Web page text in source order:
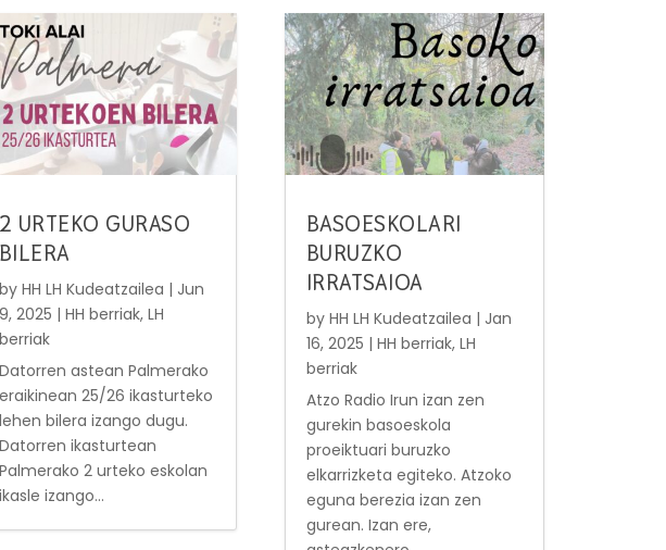
2 URTEKO GURASO
BILERA
by HH LH Kudeatzailea | Jun
9, 2025 | HH berriak, LH
berriak
Datorren astean Palmerako
eraikinean 25/26 ikasturteko
lehen bilera izango dugu.
Datorren ikasturtean
Palmerako 2 urteko eskolan
ikasle izango...
BASOESKOLARI
BURUZKO
IRRATSAIOA
by HH LH Kudeatzailea | Jan
16, 2025 | HH berriak, LH
berriak
Atzo Radio Irun izan zen
gurekin basoeskola
proeiktuari buruzko
elkarrizketa egiteko. Atzoko
eguna berezia izan zen
gurean. Izan ere,